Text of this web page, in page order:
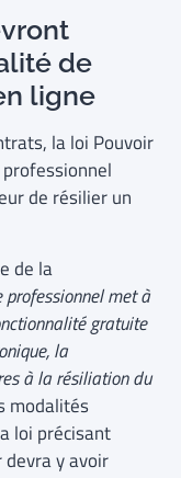
de
ligne
la loi Pouvoir
de résilier un
de la
professionnel met à
gratuite
la
à la résiliation du
modalités
loi précisant
devra y avoir